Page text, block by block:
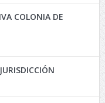
COLONIA DE